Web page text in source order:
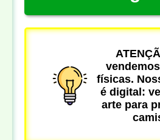
físicas.
é digital:
arte para